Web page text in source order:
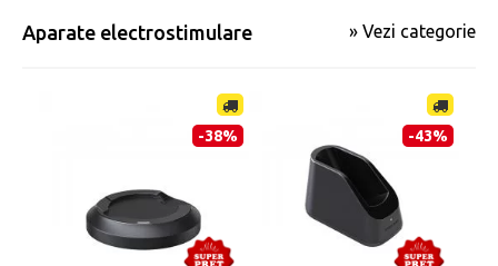
Aparate electrostimulare » Vezi categorie
-38% -43%